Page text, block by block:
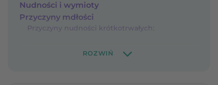
Nudności i wymioty
Przyczyny mdłości
Przyczyny nudności krótkotrwałych: